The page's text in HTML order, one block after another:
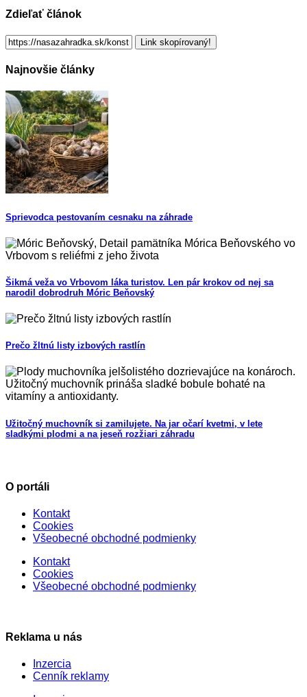
Zdieľať článok
Link skopírovaný!
Najnovšie články
Sprievodca pestovaním cesnaku na záhrade
Šikmá veža vo Vrbovom láka turistov. Len pár krokov od nej sa
narodil dobrodruh Móric Beňovský
Prečo žltnú listy izbových rastlín
Užitočný muchovník si zamilujete. Na jar očarí kvetmi, v lete
sladkými plodmi a na jeseň rozžiari záhradu
O portáli
Kontakt
Cookies
Všeobecné obchodné podmienky
Kontakt
Cookies
Všeobecné obchodné podmienky
Reklama u nás
Inzercia
Cenník reklamy